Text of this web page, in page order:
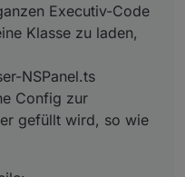
Executiv-Code
Klasse zu laden,
NSPanel.ts
Config zur
gefüllt wird, so wie